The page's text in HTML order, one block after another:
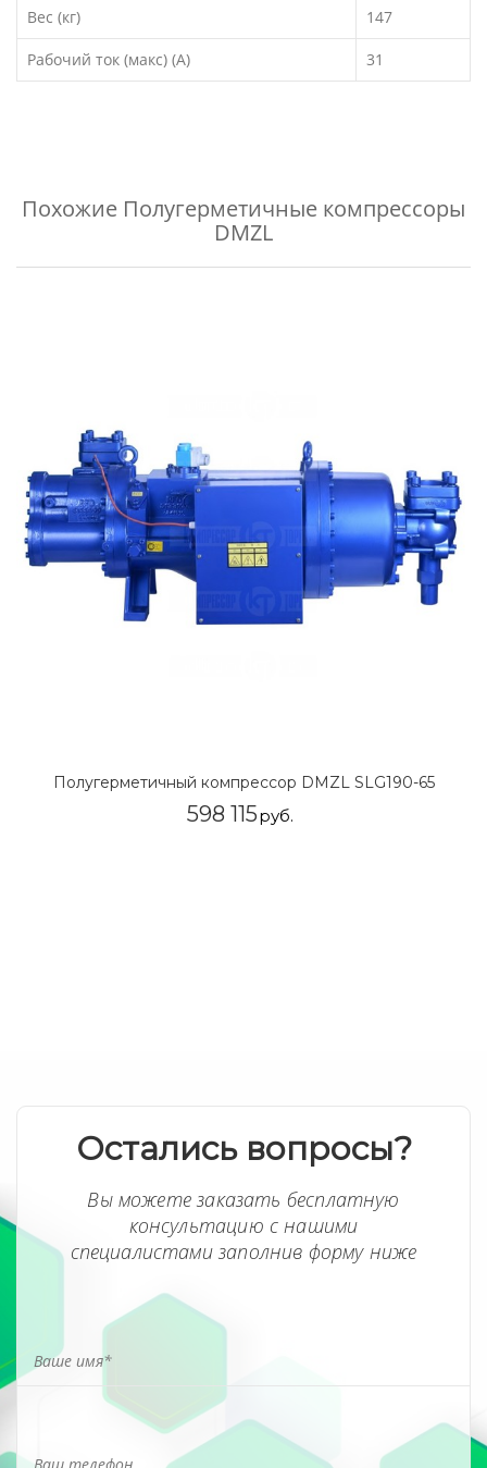
Вес (кг) 147
Рабочий ток (макс) (А) 31
Похожие Полугерметичные компрессоры
DMZL
Полугерметичный компрессор DMZL SLG190-65
598 115руб.
Остались вопросы?
Вы можете заказать бесплатную
консультацию с нашими
специалистами заполнив форму ниже